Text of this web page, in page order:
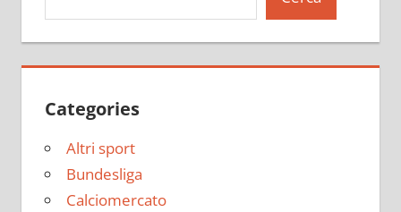
Categories
Altri sport
Bundesliga
Calciomercato